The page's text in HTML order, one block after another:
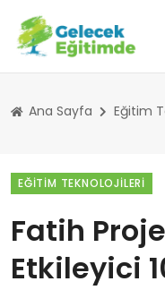
Ana Sayfa Eğitim
EĞITIM TEKNOLOJILERI
Fatih
Etkileyici